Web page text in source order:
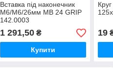
Вставка під наконечник
М6/М6/26мм МВ 24 GRIP
142.0003
1 291,50₴
Купити
19